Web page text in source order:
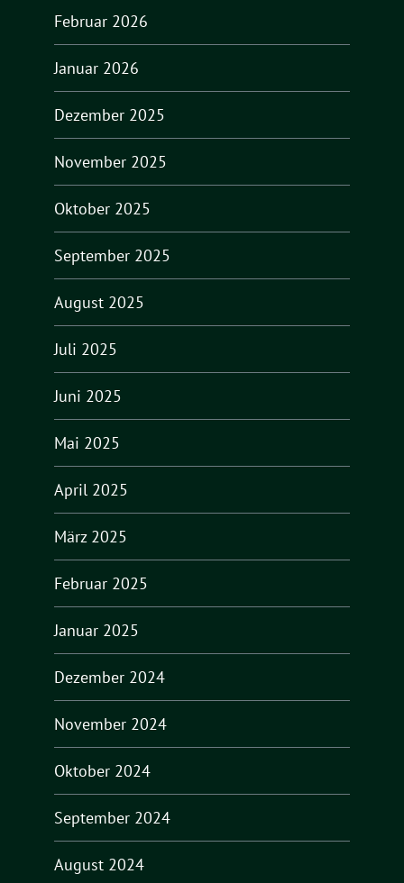
Februar 2026
Januar 2026
Dezember 2025
November 2025
Oktober 2025
September 2025
August 2025
Juli 2025
Juni 2025
Mai 2025
April 2025
März 2025
Februar 2025
Januar 2025
Dezember 2024
November 2024
Oktober 2024
September 2024
August 2024